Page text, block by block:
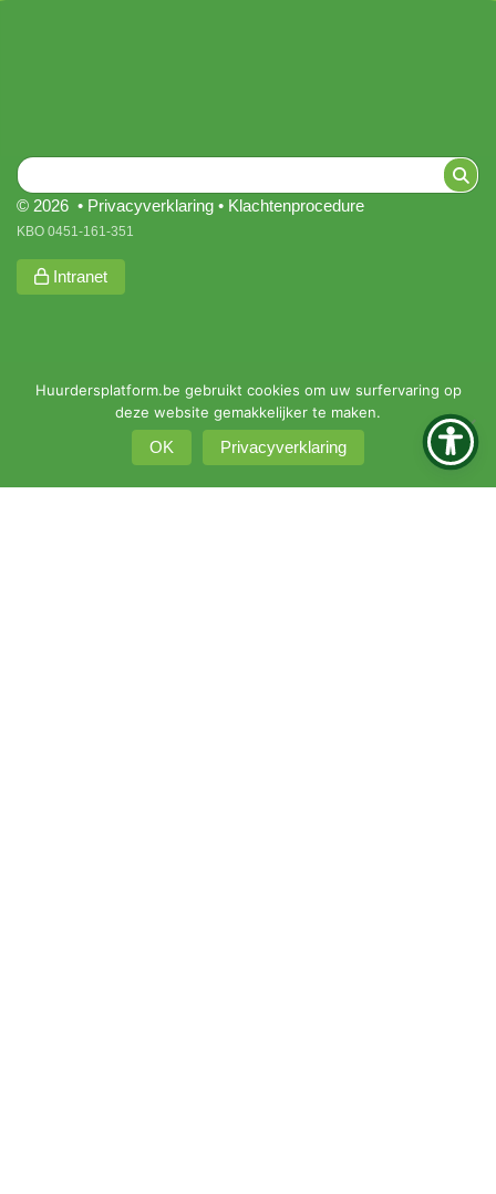
© 2026 • Privacyverklaring • Klachtenprocedure
KBO 0451-161-351
Intranet
Huurdersplatform.be gebruikt cookies om uw surfervaring op
deze website gemakkelijker te maken.
OK Privacyverklaring